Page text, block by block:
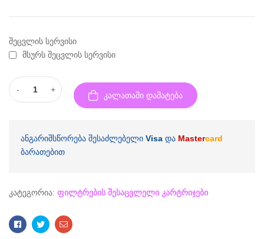
შეცვლის სერვისი
მსურს შეცვლის სერვისი
- +
კალათაში დამატება
ანგარიშსწორება შესაძლებელი Visa და Mastercard
ბარათებით
კატეგორია: ფილტრების შესაცვლელი კარტრიჯები
FacebookTwitterEmail